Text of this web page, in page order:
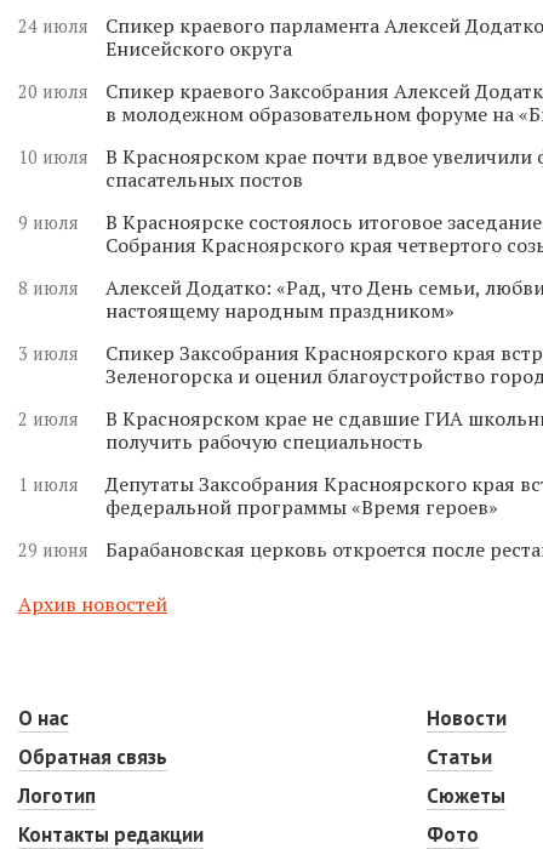
24 июля
Спикер краевого парламента Алексей
Енисейского округа
20 июля
Спикер краевого Заксобрания Алексей
в молодежном образовательном форуме на
10 июля
В Красноярском крае почти вдвое
спасательных постов
9 июля
В Красноярске состоялось итоговое
Собрания Красноярского края четвертого
8 июля
Алексей Додатко: «Рад, что День семьи,
настоящему народным праздником»
3 июля
Спикер Заксобрания Красноярского края
Зеленогорска и оценил благоустройство
2 июля
В Красноярском крае не сдавшие ГИА
получить рабочую специальность
1 июля
Депутаты Заксобрания Красноярского края
федеральной программы «Время героев»
29 июня Барабановская церковь откроется после
Архив новостей
О нас
Обратная связь
Логотип
Контакты редакции
Новости
Статьи
Сюжеты
Фото